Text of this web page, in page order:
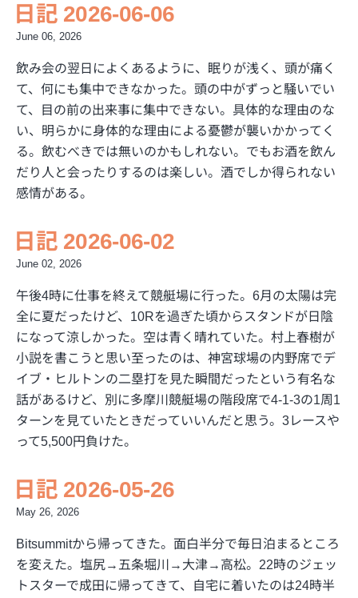
日記 2026-06-06
June 06, 2026
飲み会の翌日によくあるように、眠りが浅く、頭が痛く
て、何にも集中できなかった。頭の中がずっと騒いでい
て、目の前の出来事に集中できない。具体的な理由のな
い、明らかに身体的な理由による憂鬱が襲いかかってく
る。飲むべきでは無いのかもしれない。でもお酒を飲ん
だり人と会ったりするのは楽しい。酒でしか得られない
感情がある。
日記 2026-06-02
June 02, 2026
午後4時に仕事を終えて競艇場に行った。6月の太陽は完
全に夏だったけど、10Rを過ぎた頃からスタンドが日陰
になって涼しかった。空は青く晴れていた。村上春樹が
小説を書こうと思い至ったのは、神宮球場の内野席でデ
イブ・ヒルトンの二塁打を見た瞬間だったという有名な
話があるけど、別に多摩川競艇場の階段席で4-1-3の1周1
ターンを見ていたときだっていいんだと思う。3レースや
って5,500円負けた。
日記 2026-05-26
May 26, 2026
Bitsummitから帰ってきた。面白半分で毎日泊まるところ
を変えた。塩尻→五条堀川→大津→高松。22時のジェッ
トスターで成田に帰ってきて、自宅に着いたのは24時半